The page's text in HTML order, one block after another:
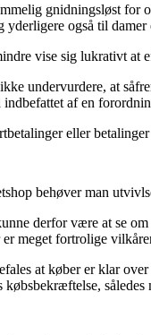
gnidningsløst for
yderligere også til
vise sig lukrativt at
undervurdere, at
af en
eller
behøver man
derfor være at se
meget fortrolige
at køber er klar
købsbekræftelse,